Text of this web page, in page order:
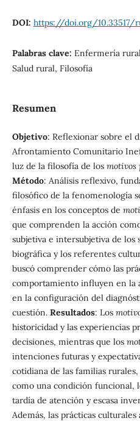
DOI: https://doi.org/10.33517/
Palabras clave: Enfermería
Salud rural, Filosofía
Resumen
Objetivo: Reflexionar sobre el
Afrontamiento Comunitario
luz de la filosofía de los motivos
Método: Análisis reflexivo,
filosófico de la fenomenología
énfasis en los conceptos de
que comprenden la acción
subjetiva e intersubjetiva de los
biográfica y los referentes
buscó comprender cómo las
comportamiento influyen en la
en la configuración del
cuestión. Resultados: Los
historicidad y las experiencias
decisiones, mientras que los
intenciones futuras y
cotidiana de las familias
como una condición funcional,
tardía de atención y escasa
Además, las prácticas